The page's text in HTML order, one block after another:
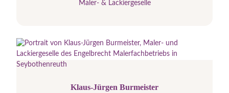
Maler- & Lackiergeselle
Klaus-Jürgen Burmeister